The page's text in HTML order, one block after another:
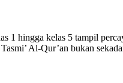
1 hingga kelas 5 tampil
Al-Qur’an bukan